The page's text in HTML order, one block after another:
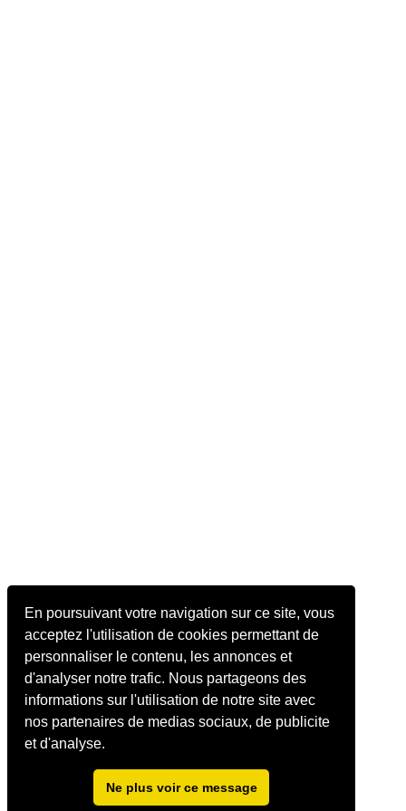
En poursuivant votre navigation sur ce site, vous
acceptez l'utilisation de cookies permettant de
personnaliser le contenu, les annonces et
d'analyser notre trafic. Nous partageons des
informations sur l'utilisation de notre site avec
nos partenaires de medias sociaux, de publicite
et d'analyse.
Ne plus voir ce message